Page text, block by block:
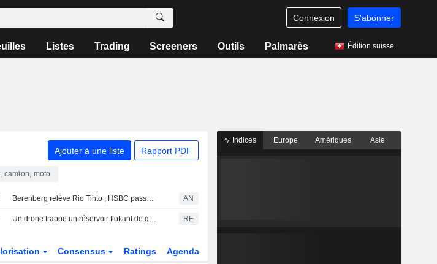
Connexion S'abonner
Listes Trading Screeners Outils Palmarès Édition suisse
Ajouter à une liste Rapport PDF
camion, moto
Berenberg relève Rio Tinto ; HSBC passe à l'achat sur Centrica AN
Un drone frappe un réservoir flottant de gaz en Egypte, dit la firme Ambrey RE
Consensus Ratings Agenda
Indices Europe Amériques Asie